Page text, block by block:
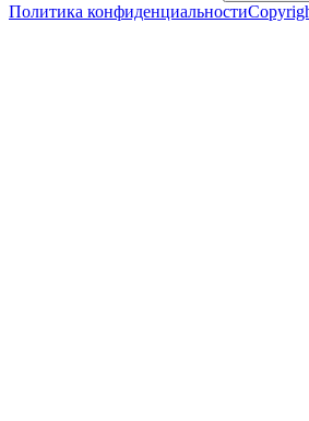
Политика конфиденциальности